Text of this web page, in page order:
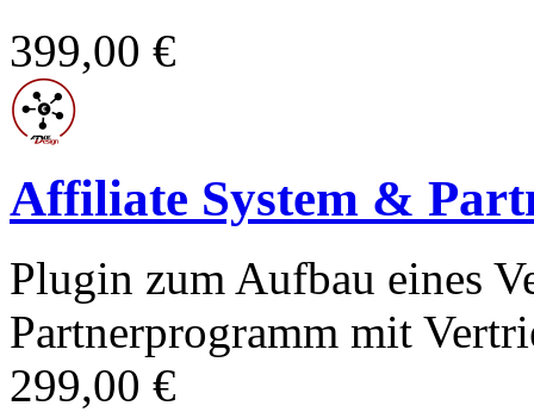
399,00 €
Affiliate System &
Plugin zum Aufbau eines
Partnerprogramm mit
299,00 €